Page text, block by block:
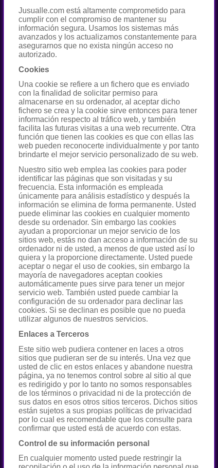
Jusualle.com está altamente comprometido para
cumplir con el compromiso de mantener su
información segura. Usamos los sistemas más
avanzados y los actualizamos constantemente para
asegurarnos que no exista ningún acceso no
autorizado.
Cookies
Una cookie se refiere a un fichero que es enviado
con la finalidad de solicitar permiso para
almacenarse en su ordenador, al aceptar dicho
fichero se crea y la cookie sirve entonces para tener
información respecto al tráfico web, y también
facilita las futuras visitas a una web recurrente. Otra
función que tienen las cookies es que con ellas las
web pueden reconocerte individualmente y por tanto
brindarte el mejor servicio personalizado de su web.
Nuestro sitio web emplea las cookies para poder
identificar las páginas que son visitadas y su
frecuencia. Esta información es empleada
únicamente para análisis estadístico y después la
información se elimina de forma permanente. Usted
puede eliminar las cookies en cualquier momento
desde su ordenador. Sin embargo las cookies
ayudan a proporcionar un mejor servicio de los
sitios web, estás no dan acceso a información de su
ordenador ni de usted, a menos de que usted así lo
quiera y la proporcione directamente. Usted puede
aceptar o negar el uso de cookies, sin embargo la
mayoría de navegadores aceptan cookies
automáticamente pues sirve para tener un mejor
servicio web. También usted puede cambiar la
configuración de su ordenador para declinar las
cookies. Si se declinan es posible que no pueda
utilizar algunos de nuestros servicios.
Enlaces a Terceros
Este sitio web pudiera contener en laces a otros
sitios que pudieran ser de su interés. Una vez que
usted de clic en estos enlaces y abandone nuestra
página, ya no tenemos control sobre al sitio al que
es redirigido y por lo tanto no somos responsables
de los términos o privacidad ni de la protección de
sus datos en esos otros sitios terceros. Dichos sitios
están sujetos a sus propias políticas de privacidad
por lo cual es recomendable que los consulte para
confirmar que usted está de acuerdo con estas.
Control de su información personal
En cualquier momento usted puede restringir la